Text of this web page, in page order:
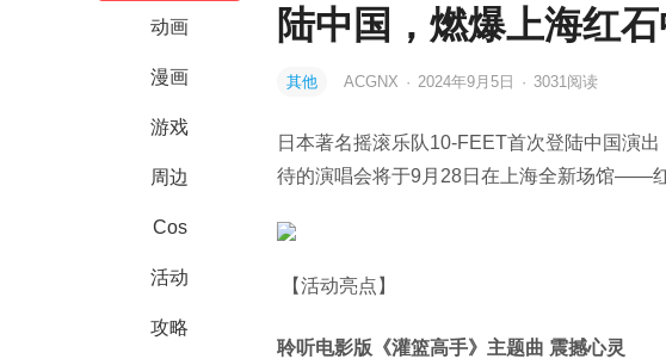
动画
漫画
游戏
周边
Cos
活动
攻略
陆中国，燃爆上海红
其他 ACGNX · 2024年9月5日 · 3031阅读
日本著名摇滚乐队10-FEET首次登陆中国演
待的演唱会将于9 月 28日在上海全新场馆——
【活动亮点】
聆听电影版《灌篮高手》主题曲 震撼心灵